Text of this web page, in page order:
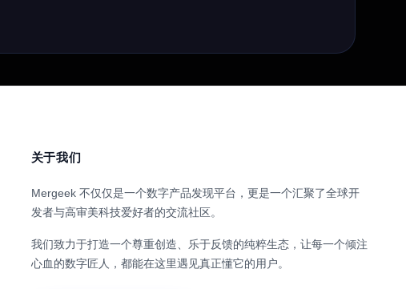
关于我们
Mergeek 不仅仅是一个数字产品发现平台，更是一个汇聚了全球开
发者与高审美科技爱好者的交流社区。
我们致力于打造一个尊重创造、乐于反馈的纯粹生态，让每一个倾注
心血的数字匠人，都能在这里遇见真正懂它的用户。